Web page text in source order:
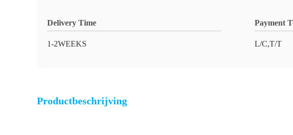
Delivery Time
1-2WEEKS
Payment
L/C,T/T
Productbeschrijving